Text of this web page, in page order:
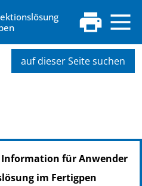
auf dieser Seite suchen
für Anwender
im Fertigpen